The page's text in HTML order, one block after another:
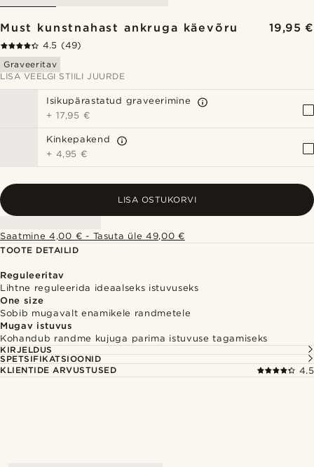
Must kunstnahast ankruga käevõru 19,95 €
4.5 (49)
Graveeritav
LISA VEELGI STIILI JUURDE
Isikupärastatud graveerimine
+ 17,95 €
Kinkepakend
+ 4,95 €
LISA OSTUKORVI
Saatmine 4,00 € - Tasuta üle 49,00 €
TOOTE DETAILID
Reguleeritav
Lihtne reguleerida ideaalseks istuvuseks
One size
Sobib mugavalt enamikele randmetele
Mugav istuvus
Kohandub randme kujuga parima istuvuse tagamiseks
KIRJELDUS
SPETSIFIKATSIOONID
KLIENTIDE ARVUSTUSED
4.5